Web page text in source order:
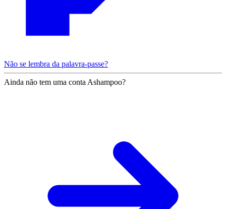
Não se lembra da palavra-passe?
Ainda não tem uma conta Ashampoo?